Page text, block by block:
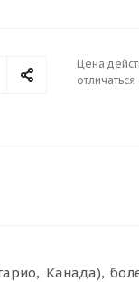
Цена
Канада),